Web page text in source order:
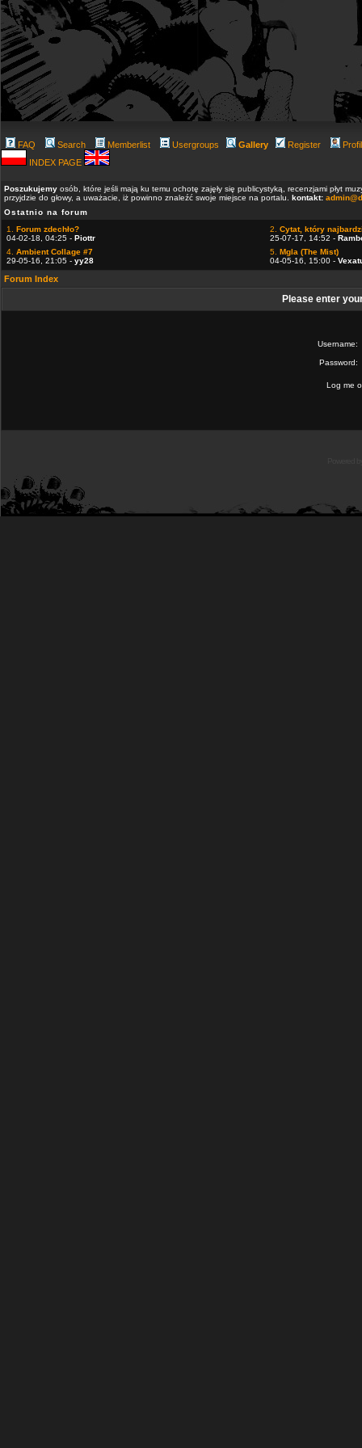
FAQ Search Memberlist Usergroups Gallery Register
INDEX PAGE
Poszukujemy osób, które jeśli mają ku temu ochotę zajęły się publicystyką, recenzjami płyt
przyjdzie do głowy, a uważacie, iż powinno znaleźć swoje miejsce na portalu. kontakt:
Ostatnio na forum
1. Forum zdechło?
04-02-18, 04:25 - Piottr
2. Cytat, który
25-07-17, 14:52 -
4. Ambient Collage #7
29-05-16, 21:05 - yy28
5. Mgla (The Mist)
04-05-16, 15:00 -
Forum Index
Please enter
Username:
Password:
Log me